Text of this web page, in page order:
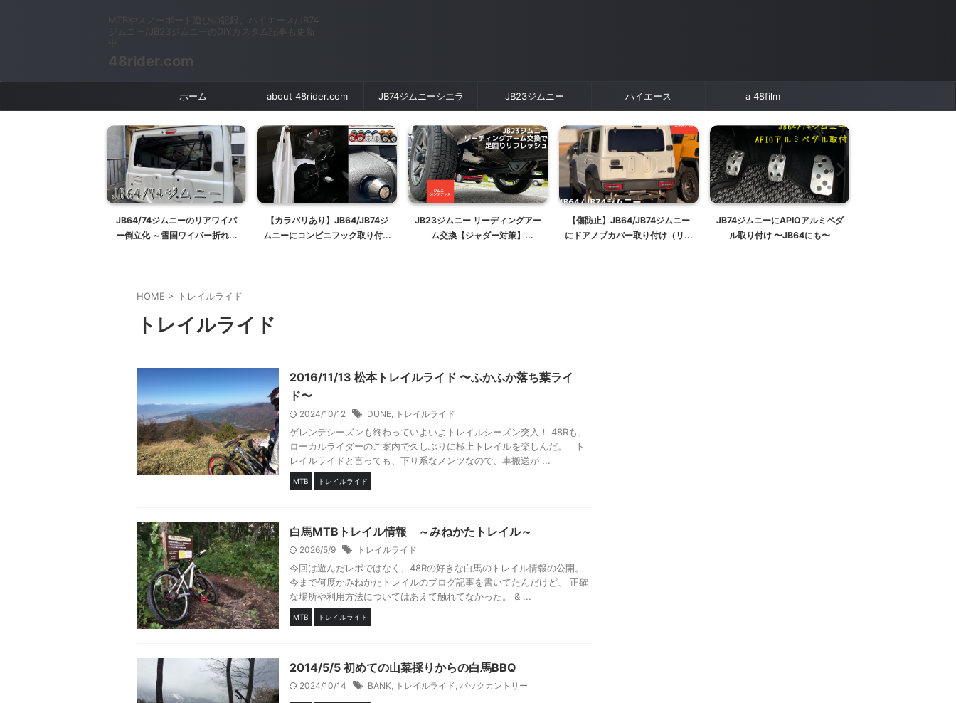
MTBやスノーボード遊びの記録。ハイエース/JB74
ジムニー/JB23ジムニーのDIYカスタム記事も更新
48rider.com
ホーム about 48rider.com JB74ジムニーシエラ JB23ジムニー ハイエース a 48film
JB64/74ジムニーのリアワイパ
ー倒立化 ～雪国ワイパー折れ対
【カラバリあり】JB64/JB74ジ
ムニーにコンビニフック取り付け
JB23ジムニー リーディングアー
ム交換【ジャダー対策】
【傷防止】JB64/JB74ジムニー
にドアノブカバー取り付け（リア
JB74ジムニーにAPIOアルミペダ
ル取り付け 〜JB64にも〜
HOME > トレイルライド
トレイルライド
2016/11/13 松本トレイルライド 〜ふかふか落ち葉ライ
ド〜
2024/10/12 DUNE トレイルライド
ゲレンデシーズンも終わっていよいよトレイルシーズン突入！ 48Rも、
ローカルライダーのご案内で久しぶりに極上トレイルを楽しんだ。 ト
レイルライドと言っても、下り系なメンツなので、車搬送が ...
MTB トレイルライド
白馬MTBトレイル情報 ～みねかたトレイル～
2026/5/9 トレイルライド
今回は遊んだレポではなく、48Rの好きな白馬のトレイル情報の公開。
今まで何度かみねかたトレイルのブログ記事を書いてたんだけど、 正確
な場所や利用方法についてはあえて触れてなかった。 & ...
MTB トレイルライド
2014/5/5 初めての山菜採りからの白馬BBQ
2024/10/14 BANK トレイルライド バックカントリー